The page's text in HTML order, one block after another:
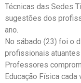
Técnicas das Sedes
sugestões dos
ano.
No sábado (23) foi o
profissionais
Professores
Educação Física